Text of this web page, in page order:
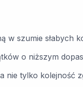
w szumie słabych
o niższym
nie tylko kolejność